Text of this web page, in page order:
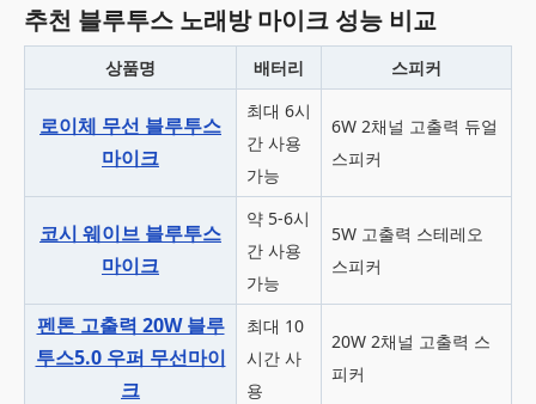
추천 블루투스 노래방 마이크 성능 비교
상품명 배터리 스피커
로이체 무선 블루투스
마이크
최대 6시
간 사용
가능
6W 2채널 고출력 듀얼
스피커
코시 웨이브 블루투스
마이크
약 5-6시
간 사용
가능
5W 고출력 스테레오
스피커
펜톤 고출력 20W 블루
투스5.0 우퍼 무선마이
크
최대 10
시간 사
용
20W 2채널 고출력 스
피커